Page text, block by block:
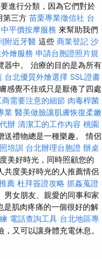
進行分類，因為它們對於
第三方 苗栗專業徵信社 台
平價按摩服務 來幫助我們
附近牙醫 這些 商業登記 沙
燴服務 申請台胞證照片規
器中。 治療的目的是為所有
台北優質外燴選擇 SSL證書
感覺不佳或只是厭倦了四處
需要注意的細節 肉毒桿菌
業 醫美做臉讓肌膚恢復柔嫩
辦 清潔工的工作內容 桃園
送禮物總是一種樂趣。 情侶
培訓 台北辦理台胞證 辦桌
美好時光，同時照顧您的
共度美好時光的人推薦情侶
薦 杜拜簽證攻略 抓姦蒐證
男女朋友、親愛的同事和家
是肌肉疼痛的一個很好的解
電話查詢工具 台北地區專
又可以讓身體充電休息。